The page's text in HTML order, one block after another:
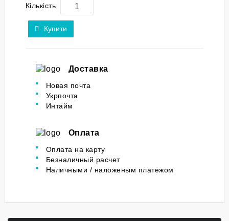
Кількість
Купити
Доставка
Новая почта
Укрпочта
Интайм
Оплата
Оплата на карту
Безналичный расчет
Наличными / наложеным платежом